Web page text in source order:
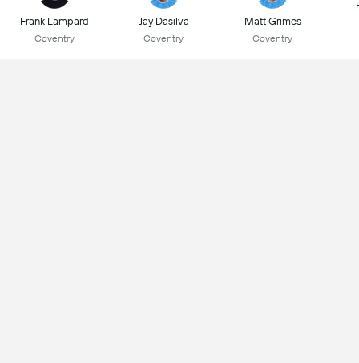
Frank Lampard
Coventry
Jay Dasilva
Coventry
Matt Grimes
Coventry